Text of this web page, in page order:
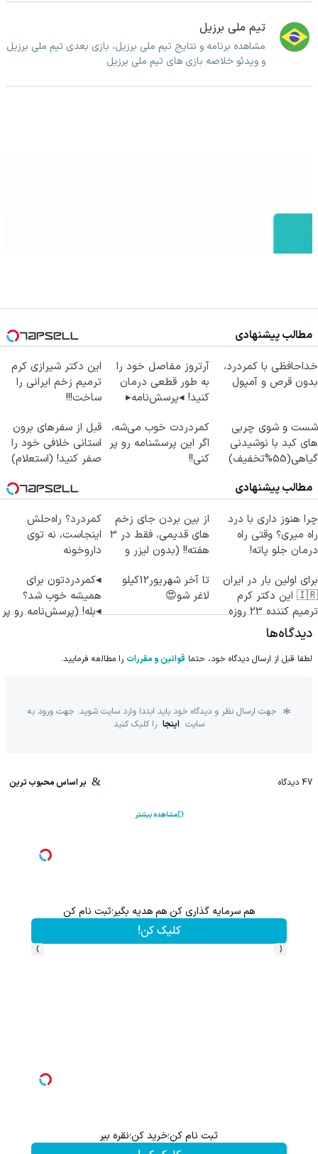
تیم ملی برزیل
مشاهده برنامه و نتایج تیم ملی برزیل، بازی بعدی تیم ملی برزیل
و ویدئو خلاصه بازی های تیم ملی برزیل
مطالب پیشنهادی
خداحافظی با کمردرد،
بدون قرص و آمپول
آرتروز مفاصل خود را
به طور قطعی درمان
کنید! ◂پرسش‌نامه▸
این دکتر شیرازی کرم
ترمیم زخم ایرانی را
ساخت!!!
شست و شوی چربی
های کبد با نوشیدنی
گیاهی(55%تخفیف)
کمردردت خوب می‌شه،
اگر این پرسشنامه رو پر
کنی!!
قبل از سفرهای برون
استانی خلافی خود را
صفر کنید! (استعلام)
مطالب پیشنهادی
چرا هنوز داری با درد
راه میری؟ وقتی راه
درمان جلو پاته!
از بین بردن جای زخم
های قدیمی، فقط در 3
هفته!! (بدون لیزر و
کمردرد؟ راه‌حلش
اینجاست، نه توی
داروخونه
برای اولین بار در ایران
🇮🇷 این دکتر کرم
ترمیم کننده 23 روزه
ساخت!
تا آخر شهریور12کیلو
لاغر شو😍
◂کمردردتون برای
همیشه خوب شد؟
◂بله! (پرسش‌نامه رو پر
دیدگاه‌ها
لطفا قبل از ارسال دیدگاه خود، حتما قوانین و مقررات را مطالعه فرمایید.
جهت ارسال نظر و دیدگاه خود باید ابتدا وارد سایت شوید. جهت ورود به
سایت اینجا را کلیک کنید
47 دیدگاه بر اساس محبوب ترین
مشاهده بیشتر
هم سرمایه گذاری کن هم هدیه بگیر؛ثبت نام کن
کلیک کن!
‹
›
ثبت نام کن؛خرید کن؛نقره ببر